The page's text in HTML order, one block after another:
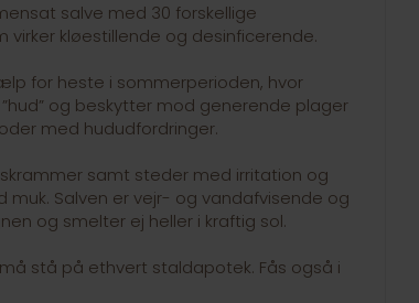
salve med 30 forskellige
virker kløestillende og desinficerende.
for heste i sommerperioden, hvor
og beskytter mod generende plager
med hududfordringer.
samt steder med irritation og
muk. Salven er vejr- og vandafvisende og
og smelter ej heller i kraftig sol.
stå på ethvert staldapotek. Fås også i